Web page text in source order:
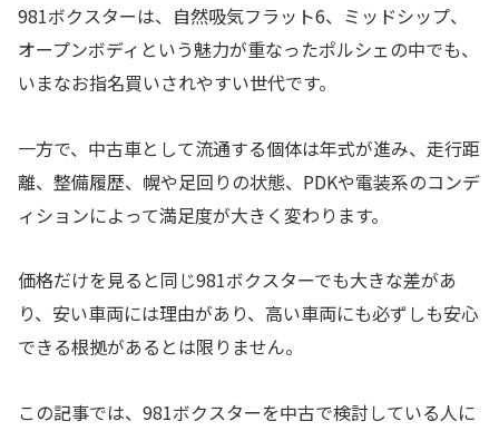
981ボクスターは、自然吸気フラット6、ミッドシップ、
オープンボディという魅力が重なったポルシェの中でも、
いまなお指名買いされやすい世代です。
一方で、中古車として流通する個体は年式が進み、走行距
離、整備履歴、幌や足回りの状態、PDKや電装系のコンデ
ィションによって満足度が大きく変わります。
価格だけを見ると同じ981ボクスターでも大きな差があ
り、安い車両には理由があり、高い車両にも必ずしも安心
できる根拠があるとは限りません。
この記事では、981ボクスターを中古で検討している人に